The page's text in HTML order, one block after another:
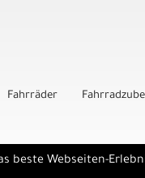
Fahrräder
beste Webseiten-